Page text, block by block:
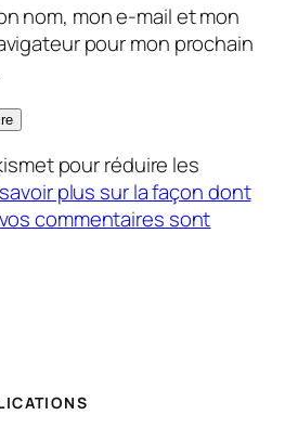
nom, mon e-mail et mon
pour mon prochain
pour réduire les
plus sur la façon dont
commentaires sont